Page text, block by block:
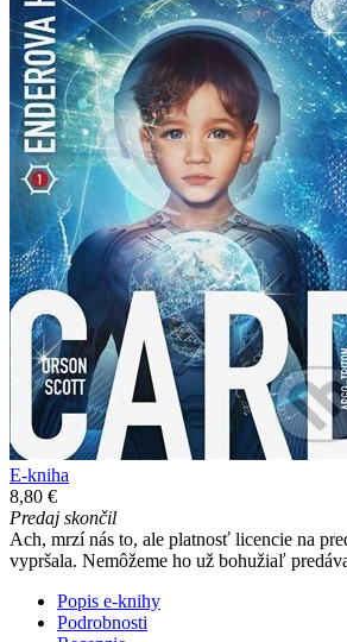
E-kniha
8,80 €
Predaj skončil
Ach, mrzí nás to, ale platnosť licencie na
vypršala. Nemôžeme ho už bohužiaľ
Popis e-knihy
Podrobnosti